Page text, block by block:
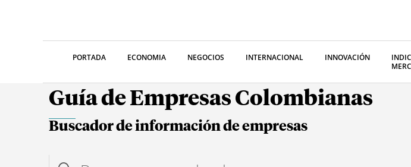
PORTADA ECONOMIA NEGOCIOS INTERNACIONAL INNOVACIÓN
Guía de Empresas Colombianas
Buscador de información de empresas